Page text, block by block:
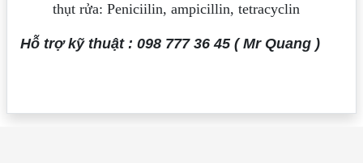
thụt rửa: Peniciilin, ampicillin, tetracyclin
Hỗ trợ kỹ thuật : 098 777 36 45 ( Mr Quang )